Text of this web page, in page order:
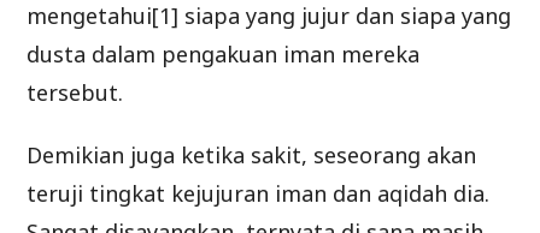
mengetahui[1] siapa yang jujur dan siapa yang
dusta dalam pengakuan iman mereka
tersebut.
Demikian juga ketika sakit, seseorang akan
teruji tingkat kejujuran iman dan aqidah dia.